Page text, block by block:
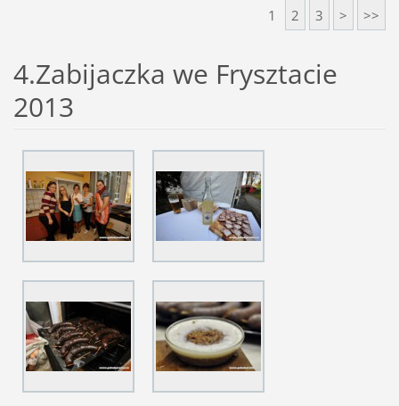
1 2 3 > >>
4.Zabijaczka we Frysztacie
2013